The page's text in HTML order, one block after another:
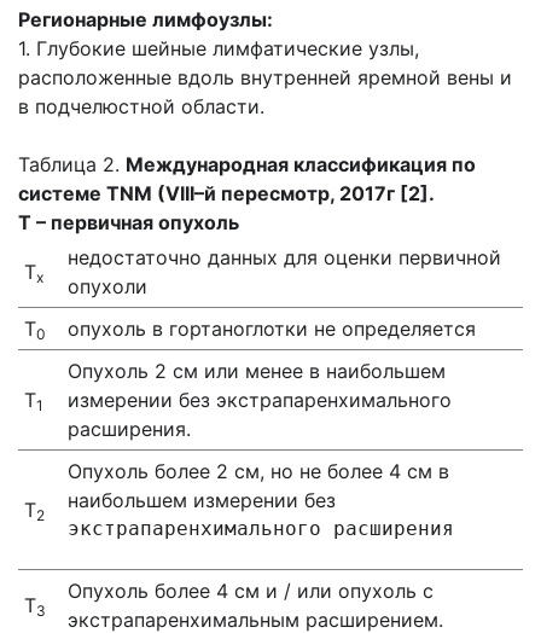
Регионарные лимфоузлы:
1. Глубокие шейные лимфатические узлы,
расположенные вдоль внутренней яремной вены и
в подчелюстной области.
Таблица 2. Международная классификация по
системе TNM (VIII–й пересмотр, 2017г [2].
T – первичная опухоль
Тх
недостаточно данных для оценки первичной
опухоли
Т0 опухоль в гортаноглотки не определяется
Т1
Опухоль 2 см или менее в наибольшем
измерении без экстрапаренхимального
расширения.
T2
Опухоль более 2 см, но не более 4 см в
наибольшем измерении без
экстрапаренхимального расширения
Т3
Опухоль более 4 см и / или опухоль с
экстрапаренхимальным расширением.